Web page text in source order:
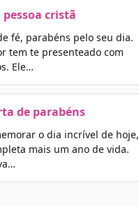
cristã
fé, parabéns pelo seu dia.
tem te presenteado com
Ele…
de parabéns
o dia incrível de hoje,
mais um ano de vida.